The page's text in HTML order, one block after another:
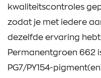
kwaliteitscontroles
zodat je met iedere
dezelfde ervaring
Permanentgroen 662
PG7/PY154-